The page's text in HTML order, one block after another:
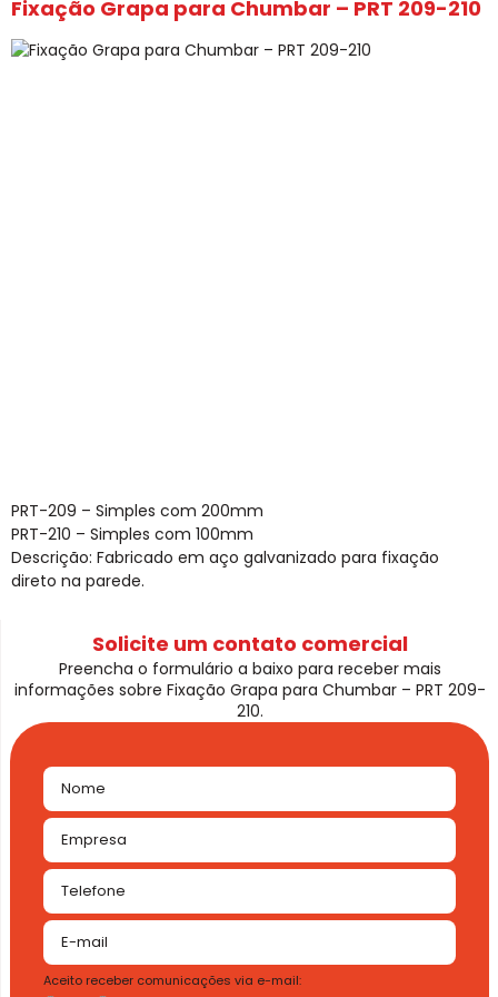
Fixação Grapa para Chumbar – PRT 209-210
PRT-209 – Simples com 200mm
PRT-210 – Simples com 100mm
Descrição: Fabricado em aço galvanizado para fixação
direto na parede.
Solicite um contato comercial
Preencha o formulário a baixo para receber mais
informações sobre Fixação Grapa para Chumbar – PRT 209-
210.
Aceito receber comunicações via e-mail: